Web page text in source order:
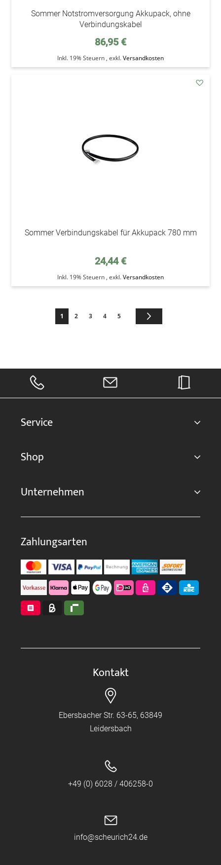
Sommer Notstromversorgung Akkupack, ohne
Verbindungskabel
86,95 €
Inkl. 19% Steuern , exkl.Versandkosten
Sommer Verbindungskabel für Akkupack 780 mm
24,44 €
Inkl. 19% Steuern , exkl.Versandkosten
Seite
Sie lesen gerade die Seite
1 Seite
2 Seite
3 Seite
4 Seite
5
Service
Shop
Unternehmen
Zahlungsarten
Kontakt
Ebersbacher Str. 63-65, 63849
Leidersbach
+49 (0) 6028 / 406258-0
info@scheurich24.de